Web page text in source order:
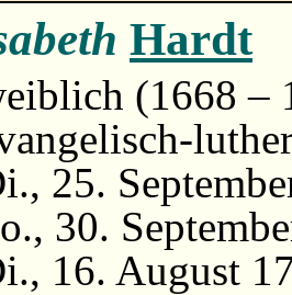
Hardt
(1668 –
25.
30.
16. August